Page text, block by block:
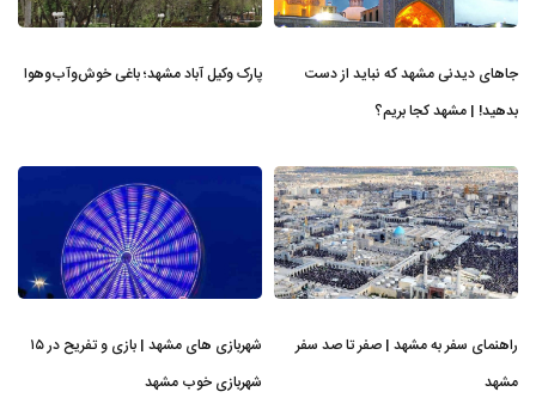
جاهای دیدنی مشهد که نباید از دست
بدهید! | مشهد کجا بریم؟
پارک وکیل آباد مشهد؛ باغی خوش‌وآب‌وهوا
راهنمای سفر به مشهد | صفر تا صد سفر
مشهد
شهربازی های مشهد | بازی و تفریح در ۱۵
شهربازی خوب مشهد